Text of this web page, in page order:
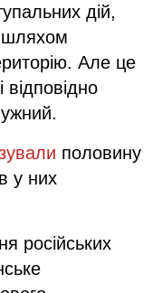
дій,
шляхом
Але це
відповідно
половину
у них
російських